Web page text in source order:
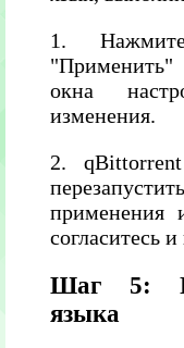
1.
окна
изменения.
2.
применения
согласитесь
Шаг 5:
языка